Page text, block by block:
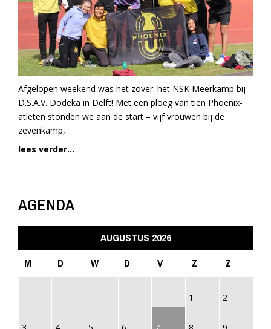
Afgelopen weekend was het zover: het NSK Meerkamp bij
D.S.A.V. Dodeka in Delft! Met een ploeg van tien Phoenix-
atleten stonden we aan de start – vijf vrouwen bij de
zevenkamp,
lees verder...
AGENDA
AUGUSTUS 2026
M
D W D V Z Z
1 2